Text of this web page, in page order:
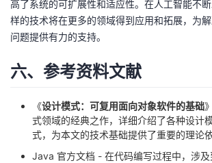
高了系统的可扩展性和适应性。在人工智能不
样的技术将在更多的领域得到应用和拓展，为
问题提供有力的支持。
六、参考资料文献
《设计模式：可复用面向对象软件的基础
式领域的经典之作，详细介绍了各种设计
式，为本文的技术基础提供了重要的理论依
Java 官方文档 - 在代码编写过程中，涉